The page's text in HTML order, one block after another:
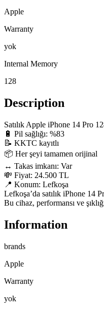
Apple
Warranty
yok
Internal Memory
128
Description
Satılık Apple iPhone 14 Pro
🔋 Pil sağlığı: %83
📝 KKTC kayıtlı
📦 Her şeyi tamamen orijinal
↔️ Takas imkanı: Var
💸 Fiyat: 24.500 TL
📍 Konum: Lefkoşa
Lefkoşa’da satılık iPhone 14
Bu cihaz, performansı ve
Information
brands
Apple
Warranty
yok